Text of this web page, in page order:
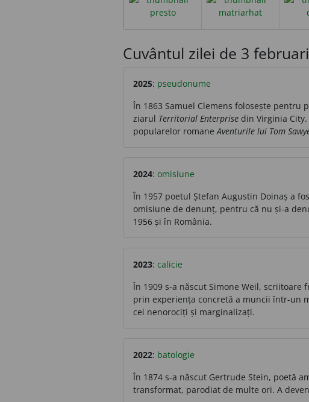
Cuvântul zilei de 3
2025: pseudonume
În 1863 Samuel Clemens folosește
ziarul Territorial Enterprise din Virginia
popularelor romane Aventurile lui Tom
2024: omisiune
În 1957 poetul Ștefan Augustin Doinaș a
omisiune de denunț, pentru că nu și-a
1956 și în România.
2023: calicie
În 1909 s-a născut Simone Weil,
prin experiența concretă a muncii într-un
cei nenorociți și marginalizați.
2022: batologie
În 1874 s-a născut Gertrude Stein, poetă
transformat, parodiat de multe ori. A